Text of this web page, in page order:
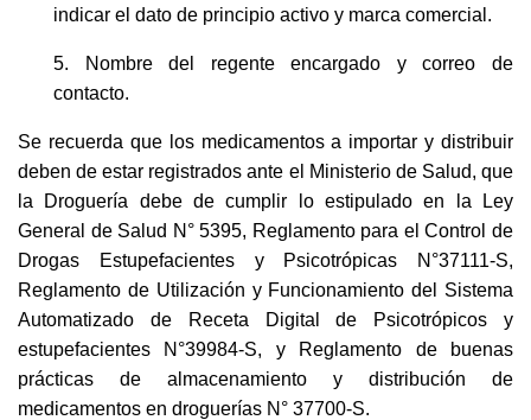
indicar el dato de principio activo y marca comercial.
5. Nombre del regente encargado y correo de
contacto.
Se recuerda que los medicamentos a importar y distribuir
deben de estar registrados ante el Ministerio de Salud, que
la Droguería debe de cumplir lo estipulado en la Ley
General de Salud N° 5395, Reglamento para el Control de
Drogas Estupefacientes y Psicotrópicas N°37111-S,
Reglamento de Utilización y Funcionamiento del Sistema
Automatizado de Receta Digital de Psicotrópicos y
estupefacientes N°39984-S, y Reglamento de buenas
prácticas de almacenamiento y distribución de
medicamentos en droguerías N° 37700-S.